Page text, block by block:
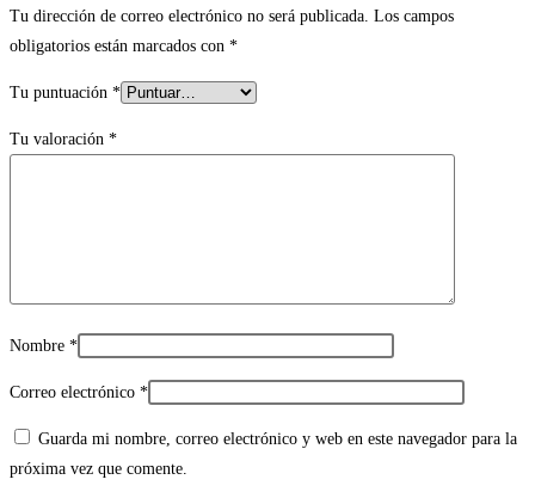
Tu dirección de correo electrónico no será publicada. Los campos
obligatorios están marcados con *
Tu puntuación *
Tu valoración *
Nombre *
Correo electrónico *
Guarda mi nombre, correo electrónico y web en este navegador para la
próxima vez que comente.